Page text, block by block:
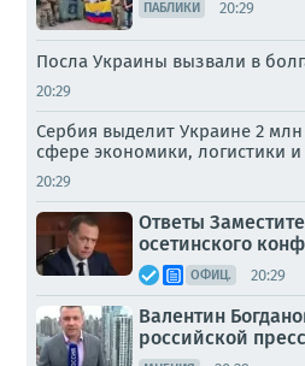
ПАБЛИКИ 20:29
Посла Украины вызвали в
20:29
Сербия выделит Украине 2
сфере экономики, логистики
20:29
Ответы
осетинского
ОФИЦ. 20:29
Валентин
российской